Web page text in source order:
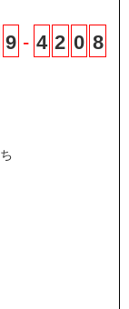
9 - 4 2 0 8